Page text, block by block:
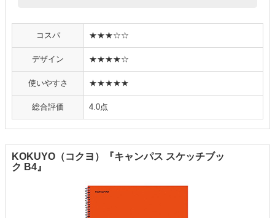
コスパ ★★★☆☆
デザイン ★★★★☆
使いやすさ ★★★★★
総合評価 4.0点
KOKUYO（コクヨ）『キャンパス スケッチブッ
ク B4』